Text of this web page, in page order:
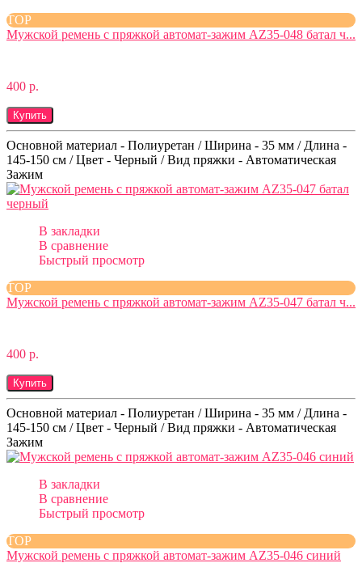
TOP
Мужской ремень с пряжкой автомат-зажим AZ35-048 батал ч...
400 р.
Купить
Основной материал - Полиуретан / Ширина - 35 мм / Длина -
145-150 см / Цвет - Черный / Вид пряжки - Автоматическая
Зажим
В закладки
В сравнение
Быстрый просмотр
TOP
Мужской ремень с пряжкой автомат-зажим AZ35-047 батал ч...
400 р.
Купить
Основной материал - Полиуретан / Ширина - 35 мм / Длина -
145-150 см / Цвет - Черный / Вид пряжки - Автоматическая
Зажим
В закладки
В сравнение
Быстрый просмотр
TOP
Мужской ремень с пряжкой автомат-зажим AZ35-046 синий